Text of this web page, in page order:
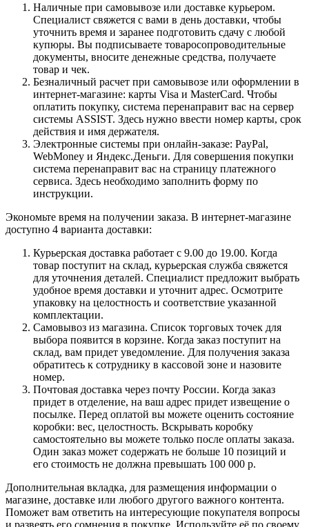
Наличные при самовывозе или доставке курьером.
Специалист свяжется с вами в день доставки, чтобы
уточнить время и заранее подготовить сдачу с любой
купюры. Вы подписываете товаросопроводительные
документы, вносите денежные средства, получаете
товар и чек.
Безналичный расчет при самовывозе или оформлении в
интернет-магазине: карты Visa и MasterCard. Чтобы
оплатить покупку, система перенаправит вас на сервер
системы ASSIST. Здесь нужно ввести номер карты, срок
действия и имя держателя.
Электронные системы при онлайн-заказе: PayPal,
WebMoney и Яндекс.Деньги. Для совершения покупки
система перенаправит вас на страницу платежного
сервиса. Здесь необходимо заполнить форму по
инструкции.
Экономьте время на получении заказа. В интернет-магазине
доступно 4 варианта доставки:
Курьерская доставка работает с 9.00 до 19.00. Когда
товар поступит на склад, курьерская служба свяжется
для уточнения деталей. Специалист предложит выбрать
удобное время доставки и уточнит адрес. Осмотрите
упаковку на целостность и соответствие указанной
комплектации.
Самовывоз из магазина. Список торговых точек для
выбора появится в корзине. Когда заказ поступит на
склад, вам придет уведомление. Для получения заказа
обратитесь к сотруднику в кассовой зоне и назовите
номер.
Почтовая доставка через почту России. Когда заказ
придет в отделение, на ваш адрес придет извещение о
посылке. Перед оплатой вы можете оценить состояние
коробки: вес, целостность. Вскрывать коробку
самостоятельно вы можете только после оплаты заказа.
Один заказ может содержать не больше 10 позиций и
его стоимость не должна превышать 100 000 р.
Дополнительная вкладка, для размещения информации о
магазине, доставке или любого другого важного контента.
Поможет вам ответить на интересующие покупателя вопросы
и развеять его сомнения в покупке. Используйте её по своему